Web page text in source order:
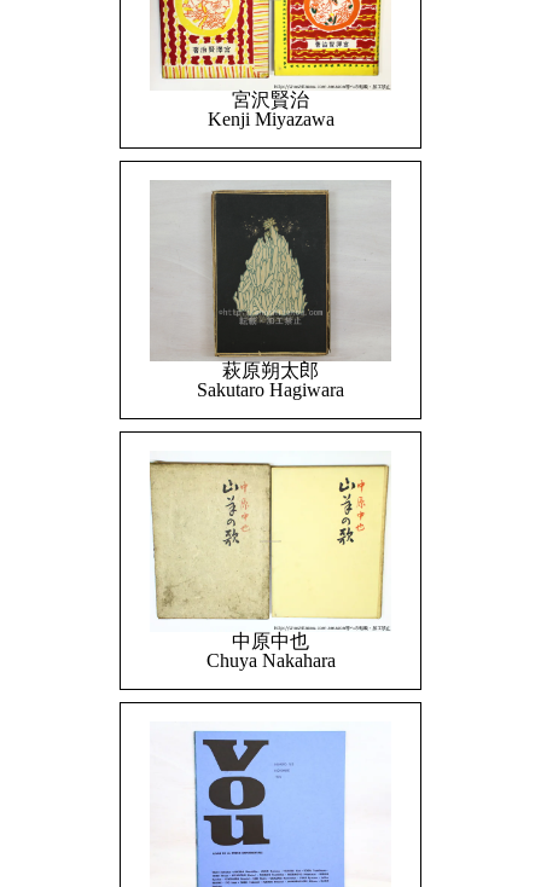
宮沢賢治
Kenji Miyazawa
萩原朔太郎
Sakutaro Hagiwara
中原中也
Chuya Nakahara